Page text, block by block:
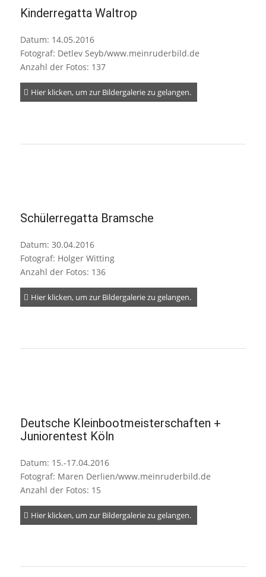
Kinderregatta Waltrop
Datum: 14.05.2016
Fotograf: Detlev Seyb/www.meinruderbild.de
Anzahl der Fotos: 137
Hier klicken, um zur Bildergalerie zu gelangen.
Schülerregatta Bramsche
Datum: 30.04.2016
Fotograf: Holger Witting
Anzahl der Fotos: 136
Hier klicken, um zur Bildergalerie zu gelangen.
Deutsche Kleinbootmeisterschaften +
Juniorentest Köln
Datum: 15.-17.04.2016
Fotograf: Maren Derlien/www.meinruderbild.de
Anzahl der Fotos: 15
Hier klicken, um zur Bildergalerie zu gelangen.